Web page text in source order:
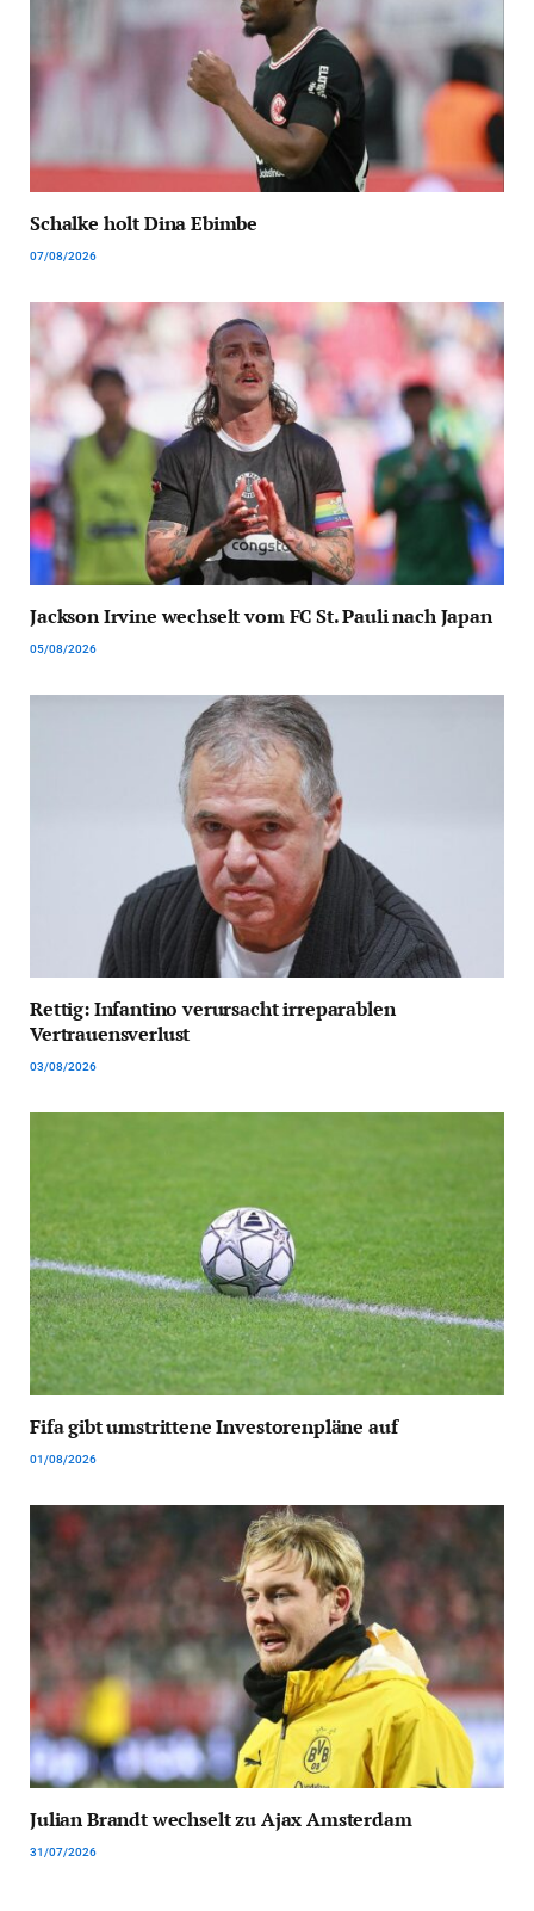
Schalke holt Dina Ebimbe
07/08/2026
Jackson Irvine wechselt vom FC St. Pauli nach Japan
05/08/2026
Rettig: Infantino verursacht irreparablen
Vertrauensverlust
03/08/2026
Fifa gibt umstrittene Investorenpläne auf
01/08/2026
Julian Brandt wechselt zu Ajax Amsterdam
31/07/2026